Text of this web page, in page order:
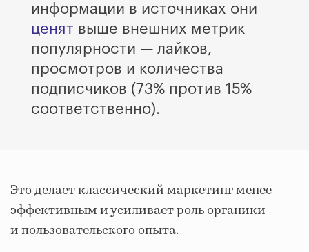
информации в источниках они
ценят выше внешних метрик
популярности — лайков,
просмотров и количества
подписчиков (73% против 15%
соответственно).
Это делает классический маркетинг менее
эффективным и усиливает роль органики
и пользовательского опыта.